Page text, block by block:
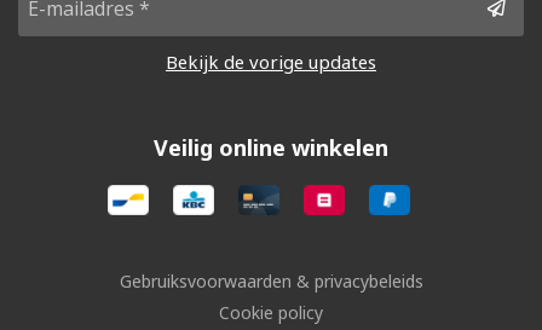
Bekijk de vorige updates
Veilig online winkelen
Gebruiksvoorwaarden & privacybeleids
Cookie policy